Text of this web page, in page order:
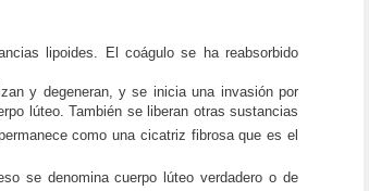
lipoides. El coágulo se ha reabsorbido
y degeneran, y se inicia una invasión por
lúteo. También se liberan otras sustancias
como una cicatriz fibrosa que es el
se denomina cuerpo lúteo verdadero o de